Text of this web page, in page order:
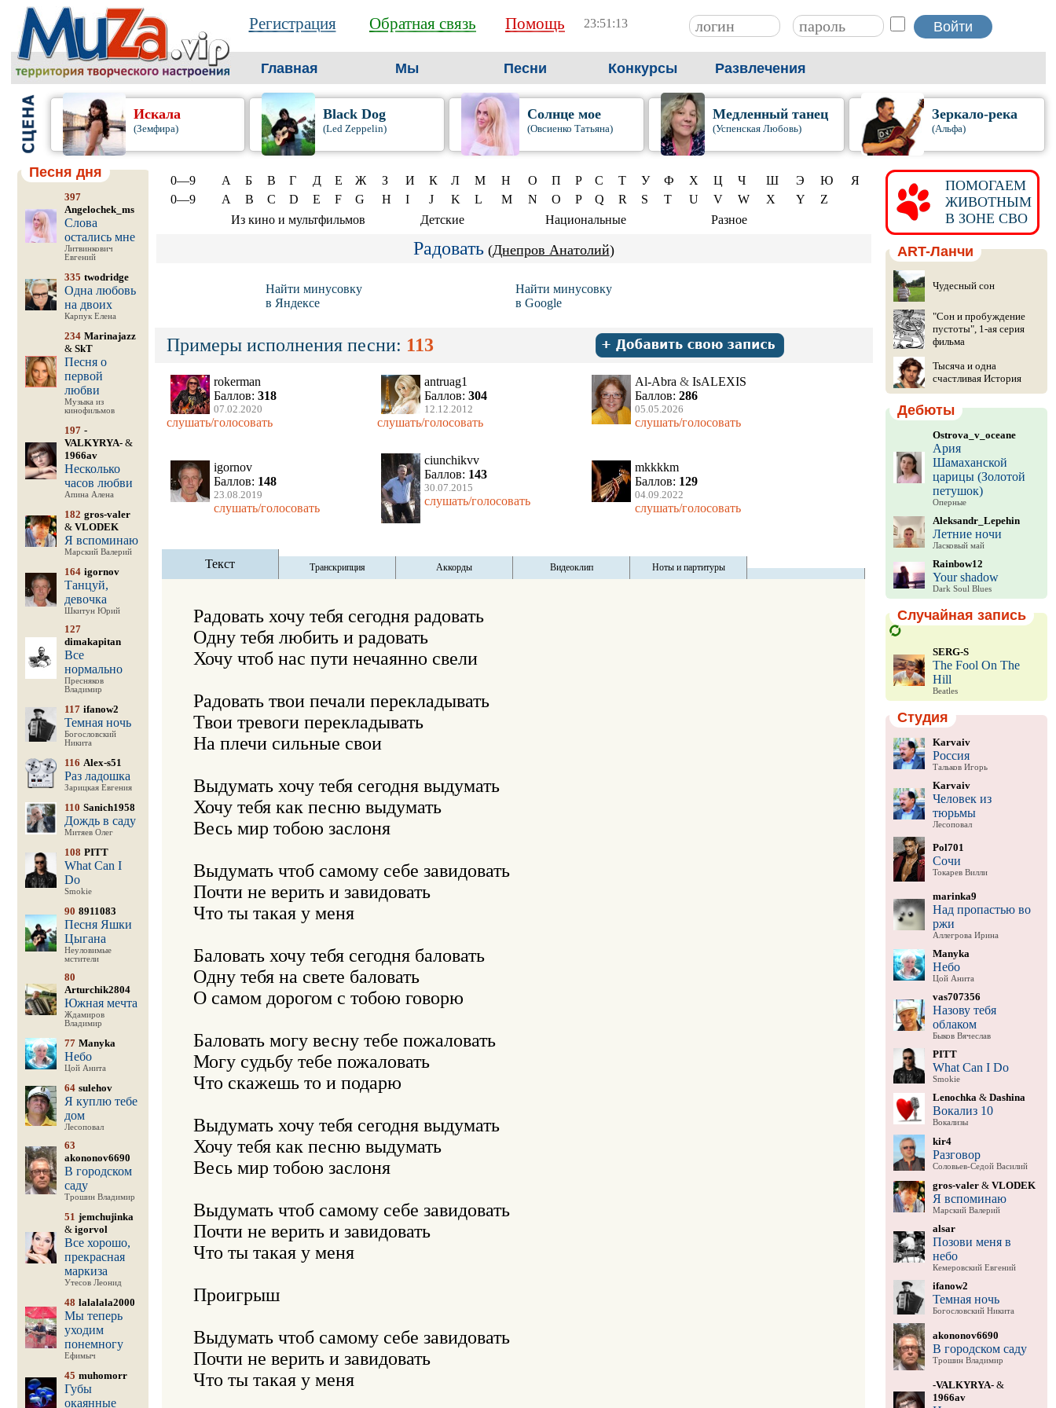
Регистрация Обратная связь Помощь 23:51:14
Главная Мы Песни Конкурсы Развлечения
Искала
(Земфира)
Black Dog
(Led Zeppelin)
Солнце мое
(Овсиенко Татьяна)
Медленный танец
(Успенская Любовь)
Зеркало-река
(Альфа)
Песня дня
397
Angelochek_ms
Слова
остались мне
Литвинкович
Евгений
335 twodridge
Одна любовь
на двоих
Карпук Елена
234 Marinajazz
& SkT
Песня о
первой
любви
Музыка из
кинофильмов
197 -
VALKYRYA-&
1966av
Несколько
часов любви
Апина Алена
182 gros-valer
& VLODEK
Я вспоминаю
Марский Валерий
164 igornov
Танцуй,
девочка
Шкитун Юрий
127
dimakapitan
Все
нормально
Пресняков
Владимир
117 ifanow2
Темная ночь
Богословский
Никита
116 Alex-s51
Раз ладошка
Зарицкая Евгения
110 Sanich1958
Дождь в саду
Митяев Олег
108 PITT
What Can I
Do
Smokie
90 8911083
Песня Яшки
Цыгана
Неуловимые
мстители
80
Arturchik2804
Южная мечта
Ждамиров
Владимир
77 Manyka
Небо
Цой Анита
64 sulehov
Я куплю тебе
дом
Лесоповал
63
akononov6690
В городском
саду
Трошин Владимир
51 jemchujinka
& igorvol
Все хорошо,
прекрасная
маркиза
Утесов Леонид
48 lalalala2000
Мы теперь
уходим
понемногу
Ефимыч
45 muhomorr
Губы
окаянные
0—9 А Б В Г Д Е Ж З И К Л М Н О П Р С Т У Ф Х Ц Ч Ш Э Ю
Я
0—9
A B C D E F G H I J K L M N O P Q R S T U V W X Y
Z
Из кино и мультфильмов
Детские Национальные Разное
Радовать(Днепров Анатолий)
Найти минусовку
в Яндексе
Найти минусовку
в Google
Примеры исполнения песни: 113
rokerman
Баллов: 318
07.02.2020
слушать/голосовать
antruag1
Баллов: 304
12.12.2012
слушать/голосовать
Al-Abra &IsALEXIS
Баллов: 286
05.05.2026
слушать/голосовать
igornov
Баллов: 148
23.08.2019
слушать/голосовать
ciunchikvv
Баллов: 143
30.07.2015
слушать/голосовать
mkkkkm
Баллов: 129
04.09.2022
слушать/голосовать
Текст Транскрипция Аккорды Видеоклип Ноты и партитуры
Радовать хочу тебя сегодня радовать
Одну тебя любить и радовать
Хочу чтоб нас пути нечаянно свели
Радовать твои печали перекладывать
Твои тревоги перекладывать
На плечи сильные свои
Выдумать хочу тебя сегодня выдумать
Хочу тебя как песню выдумать
Весь мир тобою заслоня
Выдумать чтоб самому себе завидовать
Почти не верить и завидовать
Что ты такая у меня
Баловать хочу тебя сегодня баловать
Одну тебя на свете баловать
О самом дорогом с тобою говорю
Баловать могу весну тебе пожаловать
Могу судьбу тебе пожаловать
Что скажешь то и подарю
Выдумать хочу тебя сегодня выдумать
Хочу тебя как песню выдумать
Весь мир тобою заслоня
Выдумать чтоб самому себе завидовать
Почти не верить и завидовать
Что ты такая у меня
Проигрыш
Выдумать чтоб самому себе завидовать
Почти не верить и завидовать
Что ты такая у меня
ПОМОГАЕМ
ЖИВОТНЫМ
В ЗОНЕ СВО
ART-Ланчи
Чудесный сон
"Сон и пробуждение
пустоты", 1-ая серия
фильма
Тысяча и одна
счастливая История
Дебюты
Ostrova_v_oceane
Ария
Шамаханской
царицы (Золотой
петушок)
Оперные
Aleksandr_Lepehin
Летние ночи
Ласковый май
Rainbow12
Your shadow
Dark Soul Blues
Случайная запись
SERG-S
The Fool On The
Hill
Beatles
Студия
Karvaiv
Россия
Тальков Игорь
Karvaiv
Человек из
тюрьмы
Лесоповал
Pol701
Сочи
Токарев Вилли
marinka9
Над пропастью во
ржи
Аллегрова Ирина
Manyka
Небо
Цой Анита
vas707356
Назову тебя
облаком
Быков Вячеслав
PITT
What Can I Do
Smokie
Lenochka & Dashina
Вокализ 10
Вокализы
kir4
Разговор
Соловьев-Седой Василий
gros-valer& VLODEK
Я вспоминаю
Марский Валерий
alsar
Позови меня в
небо
Кемеровский Евгений
ifanow2
Темная ночь
Богословский Никита
akononov6690
В городском саду
Трошин Владимир
-VALKYRYA-&
1966av